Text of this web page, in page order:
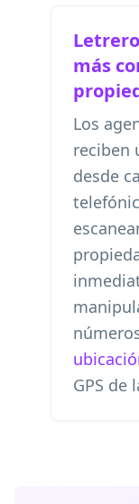
más
Los
reciben
desde
GPS de